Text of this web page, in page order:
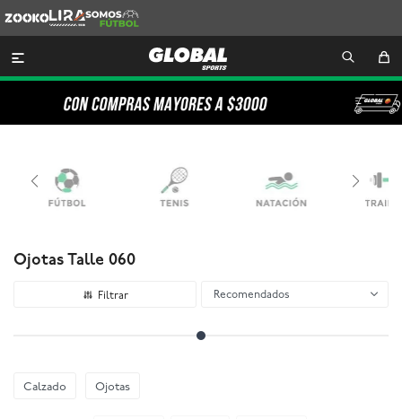
Lira
Somos
Futbol

Ojotas Talle 060
Recomendados
Calzado Ojotas